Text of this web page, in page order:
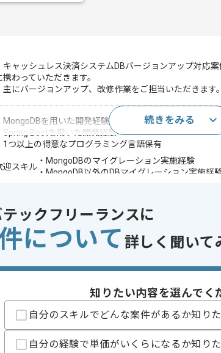
キャッシュレス決済システムDBバージョンアップ対応案
携わっていただきます。
主にバージョンアップ、改修作業をご担当いただきます。
MongoDBを用いた開発経験
・Spring Bootを用いた開発経験
1つ以上の得意なプログラミング言語保有
迎スキル
・MongoDBのマイグレーション実施経験
・MongoDB以外のDBマイグレーション実施経
レームワーク
Spring Boot
MongoDB
徴 20代活躍中 , 30代活躍中 , 40代活躍中
等ITエンジニアの派遣事業
います。
続きをみる
テックフリーランスに
について 詳しく聞いて
知りたい内容を選んでく
自分のスキルでどんな案件があるか知り
自分の経験で単価がいくらになるか知り